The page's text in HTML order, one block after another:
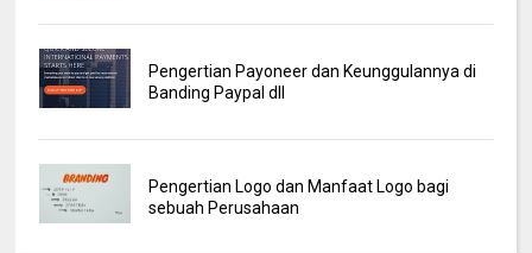
Pengertian Payoneer dan Keunggulannya di
Banding Paypal dll
Pengertian Logo dan Manfaat Logo bagi
sebuah Perusahaan